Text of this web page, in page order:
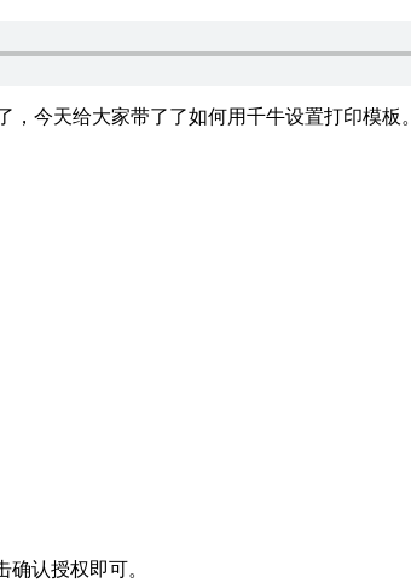
，今天给大家带了了如何用千牛设置打印模板
认授权即可。